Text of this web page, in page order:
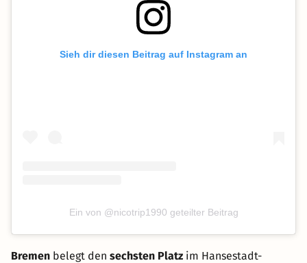
Sieh dir diesen Beitrag auf Instagram an
Ein von @nicotrip1990 geteilter Beitrag
Bremen belegt den sechsten Platz im Hansestadt-